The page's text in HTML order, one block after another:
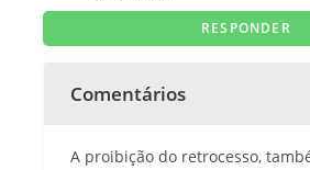
Comentários
A proibição do retrocesso,